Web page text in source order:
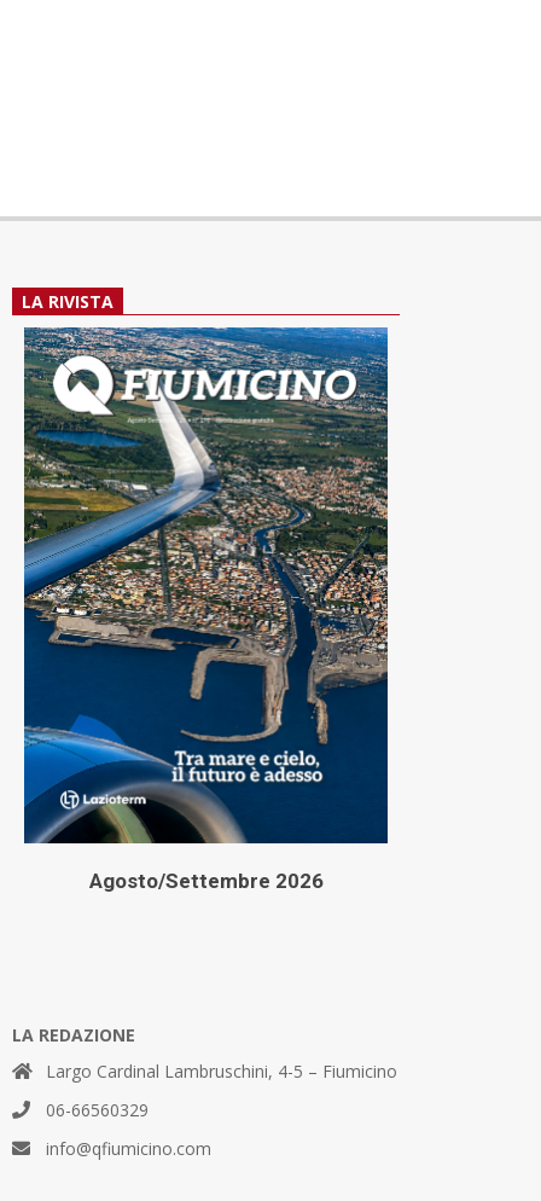
LA RIVISTA
Agosto/Settembre 2026
LA REDAZIONE
Largo Cardinal Lambruschini, 4-5 – Fiumicino
06-66560329
info@qfiumicino.com